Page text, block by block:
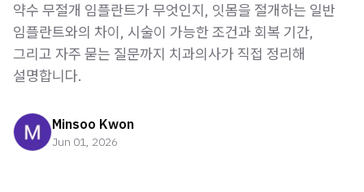
약수 무절개 임플란트가 무엇인지, 잇몸을 절개하는 일반
임플란트와의 차이, 시술이 가능한 조건과 회복 기간,
그리고 자주 묻는 질문까지 치과의사가 직접 정리해
설명합니다.
Minsoo Kwon
Jun 01, 2026